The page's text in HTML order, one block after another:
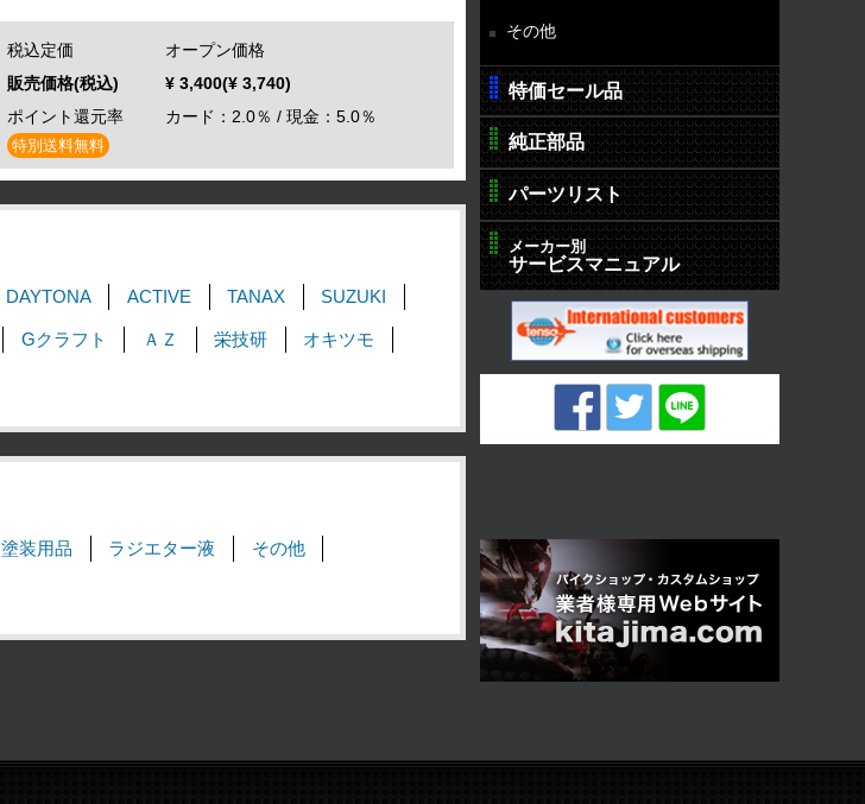
税込定価
オープン価格
販売価格(税込)
¥ 3,400(¥ 3,740)
ポイント還元率
カード：2.0％ / 現金：5.0％
特別送料無料
DAYTONA ACTIVE TANAX SUZUKI
Gクラフト ＡＺ 栄技研 オキツモ
塗装用品 ラジエター液 その他
その他
特価セール品
純正部品
パーツリスト
メーカー別
サービスマニュアル